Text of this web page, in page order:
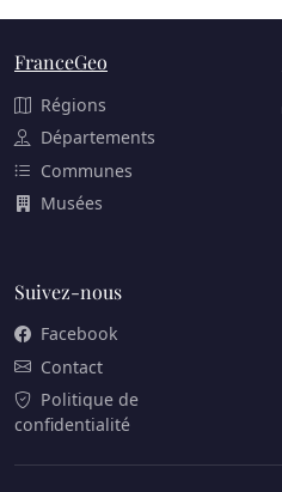
FranceGeo
Régions
Départements
Communes
Musées
Suivez-nous
Facebook
Contact
Politique de
confidentialité